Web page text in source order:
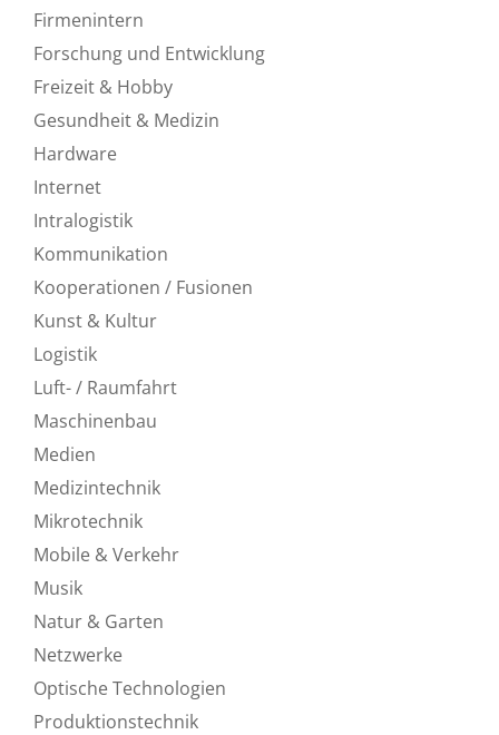
Firmenintern
Forschung und Entwicklung
Freizeit & Hobby
Gesundheit & Medizin
Hardware
Internet
Intralogistik
Kommunikation
Kooperationen / Fusionen
Kunst & Kultur
Logistik
Luft- / Raumfahrt
Maschinenbau
Medien
Medizintechnik
Mikrotechnik
Mobile & Verkehr
Musik
Natur & Garten
Netzwerke
Optische Technologien
Produktionstechnik